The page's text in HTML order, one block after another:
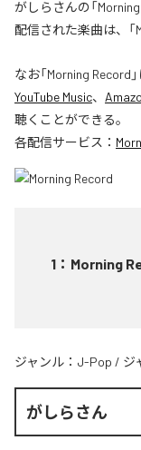
がしらさんの「
配信された楽曲は、「
なお「Morning Record
YouTube Music、
聴くことができる。
各配信サービス：
1 ： Morning
ジャンル： J-Pop / ジ
がしらさん